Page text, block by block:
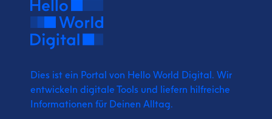
Dies ist ein Portal von Hello World Digital. Wir
entwickeln digitale Tools und liefern hilfreiche
Informationen für Deinen Alltag.